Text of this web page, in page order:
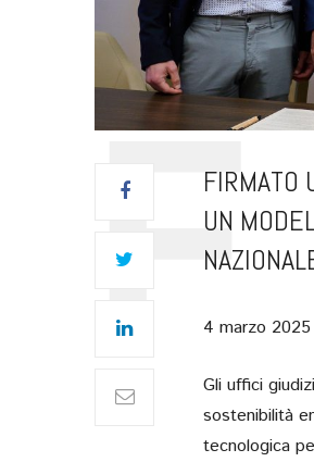
FIRMATO
UN
4 marzo 2025
Gli uffici
sostenibilità
tecnologica